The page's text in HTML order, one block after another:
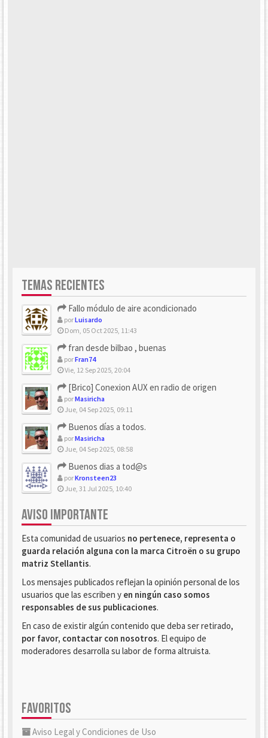
TEMAS RECIENTES
Fallo módulo de aire acondicionado
porLuisardo
Dom, 05 Oct 2025, 11:43
fran desde bilbao , buenas
porFran74
Vie, 12 Sep 2025, 20:04
[Brico] Conexion AUX en radio de origen
porMasiricha
Jue, 04 Sep 2025, 09:11
Buenos días a todos.
porMasiricha
Jue, 04 Sep 2025, 08:58
Buenos dias a tod@s
porKronsteen23
Jue, 31 Jul 2025, 10:40
AVISO IMPORTANTE
Esta comunidad de usuarios no pertenece, representa o
guarda relación alguna con la marca Citroën o su grupo
matriz Stellantis.
Los mensajes publicados reflejan la opinión personal de los
usuarios que las escriben y en ningún caso somos
responsables de sus publicaciones.
En caso de existir algún contenido que deba ser retirado,
por favor, contactar con nosotros. El equipo de
moderadores desarrolla su labor de forma altruista.
FAVORITOS
Aviso Legal y Condiciones de Uso